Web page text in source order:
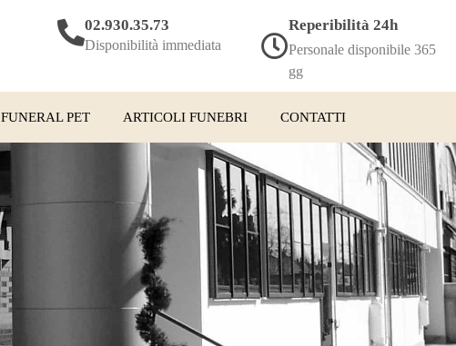
02.930.35.73
Disponibilità immediata
Reperibilità 24h
Personale disponibile 365
gg
FUNERAL PET ARTICOLI FUNEBRI CONTATTI